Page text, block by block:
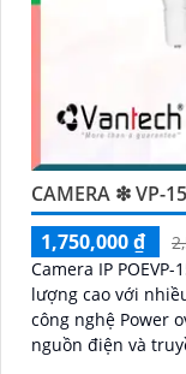
CAMERA ❇ VP-
1,750,000 ₫
Camera IP
lượng cao với nhiều tính
công nghệ Power
nguồn điện và